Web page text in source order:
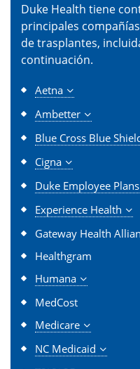
Duke Health tiene
principales
de trasplantes,
continuación.
Aetna
Ambetter
Blue Cross Blue
Cigna
Duke Employee Plans
Experience Health
Gateway Health
Healthgram
Humana
MedCost
Medicare
NC Medicaid